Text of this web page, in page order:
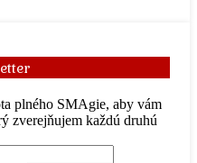
plného SMAgie, aby vám
zverejňujem každú druhú